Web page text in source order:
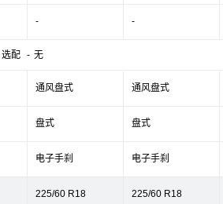
选配 - 无
- -
通风盘式 通风盘式
盘式 盘式
电子手刹 电子手刹
225/60 R18 225/60 R18